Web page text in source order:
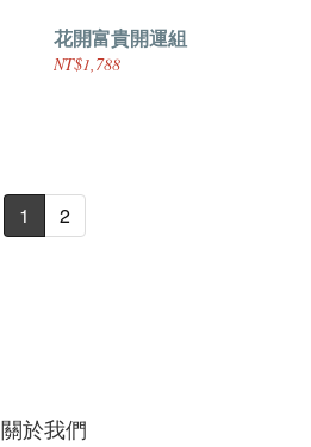
花開富貴開運組
NT$1,788
1 2
關於我們